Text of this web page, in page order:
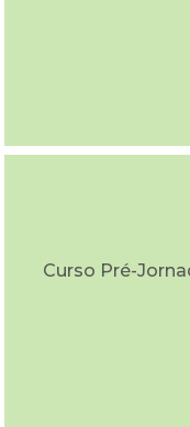
Curso Pré-